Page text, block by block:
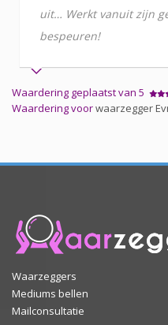
uit… Werkt vanuit zijn
bespeuren!
Waardering geplaatst van 5
Waardering voorwaarzegger
Waarzeggers
Mediums bellen
Mailconsultatie